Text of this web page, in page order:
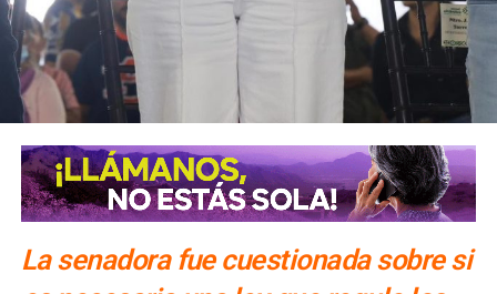
— Héctor Suárez Gomís
(@PelonGomis)11 de
La senadora fue cuestionada sobre si